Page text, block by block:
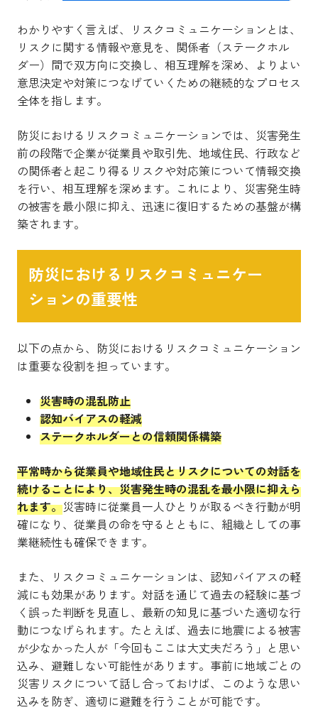
わかりやすく言えば、リスクコミュニケーションとは、
リスクに関する情報や意見を、関係者（ステークホル
ダー）間で双方向に交換し、相互理解を深め、よりよい
意思決定や対策につなげていくための継続的なプロセス
全体を指します。
防災におけるリスクコミュニケーションでは、災害発生
前の段階で企業が従業員や取引先、地域住民、行政など
の関係者と起こり得るリスクや対応策について情報交換
を行い、相互理解を深めます。これにより、災害発生時
の被害を最小限に抑え、迅速に復旧するための基盤が構
築されます。
防災におけるリスクコミュニケー
ションの重要性
以下の点から、防災におけるリスクコミュニケーション
は重要な役割を担っています。
災害時の混乱防止
認知バイアスの軽減
ステークホルダーとの信頼関係構築
平常時から従業員や地域住民とリスクについての対話を
続けることにより、災害発生時の混乱を最小限に抑えら
れます。災害時に従業員一人ひとりが取るべき行動が明
確になり、従業員の命を守るとともに、組織としての事
業継続性も確保できます。
また、リスクコミュニケーションは、認知バイアスの軽
減にも効果があります。対話を通じて過去の経験に基づ
く誤った判断を見直し、最新の知見に基づいた適切な行
動につなげられます。たとえば、過去に地震による被害
が少なかった人が「今回もここは大丈夫だろう」と思い
込み、避難しない可能性があります。事前に地域ごとの
災害リスクについて話し合っておけば、このような思い
込みを防ぎ、適切に避難を行うことが可能です。